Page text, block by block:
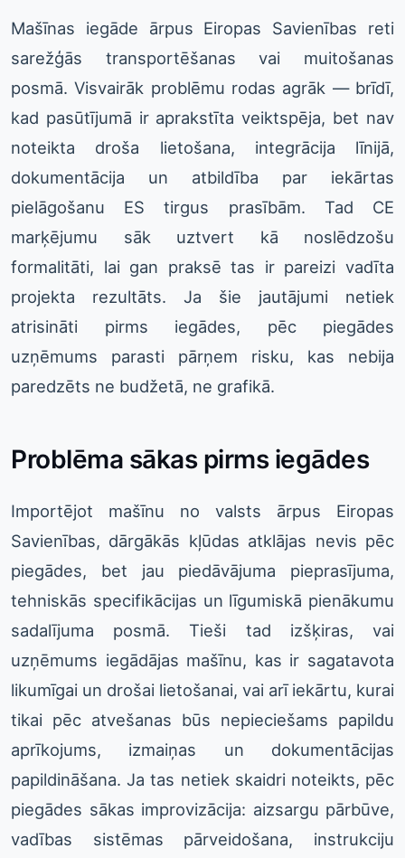
Mašīnas iegāde ārpus Eiropas Savienības reti
sarežģās transportēšanas vai muitošanas
posmā. Visvairāk problēmu rodas agrāk — brīdī,
kad pasūtījumā ir aprakstīta veiktspēja, bet nav
noteikta droša lietošana, integrācija līnijā,
dokumentācija un atbildība par iekārtas
pielāgošanu ES tirgus prasībām. Tad CE
marķējumu sāk uztvert kā noslēdzošu
formalitāti, lai gan praksē tas ir pareizi vadīta
projekta rezultāts. Ja šie jautājumi netiek
atrisināti pirms iegādes, pēc piegādes
uzņēmums parasti pārņem risku, kas nebija
paredzēts ne budžetā, ne grafikā.
Problēma sākas pirms iegādes
Importējot mašīnu no valsts ārpus Eiropas
Savienības, dārgākās kļūdas atklājas nevis pēc
piegādes, bet jau piedāvājuma pieprasījuma,
tehniskās specifikācijas un līgumiskā pienākumu
sadalījuma posmā. Tieši tad izšķiras, vai
uzņēmums iegādājas mašīnu, kas ir sagatavota
likumīgai un drošai lietošanai, vai arī iekārtu, kurai
tikai pēc atvešanas būs nepieciešams papildu
aprīkojums, izmaiņas un dokumentācijas
papildināšana. Ja tas netiek skaidri noteikts, pēc
piegādes sākas improvizācija: aizsargu pārbūve,
vadības sistēmas pārveidošana, instrukciju